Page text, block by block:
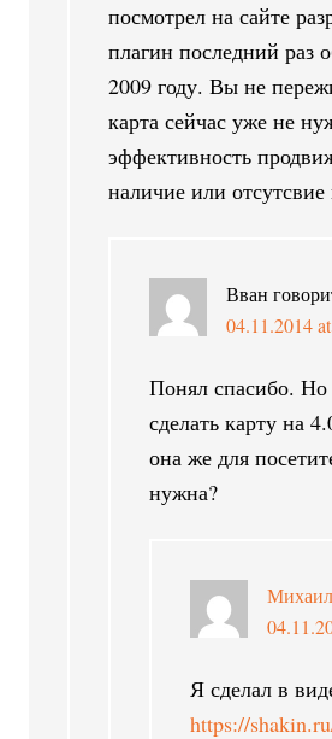
посмотрел на сайте
плагин последний раз
2009 году. Вы не
карта сейчас уже не
эффективность
наличие или отсутсвие
Вван
04.11.2014
Понял спасибо. Но
сделать карту на
она же для
нужна?
Я сделал в
https://